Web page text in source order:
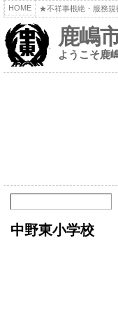
HOME ★不祥事根絶・服務規
鹿嶋
ようこそ鹿
中野東小学校